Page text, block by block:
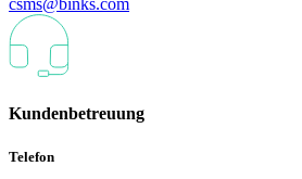
csms@binks.com
Kundenbetreuung
Telefon